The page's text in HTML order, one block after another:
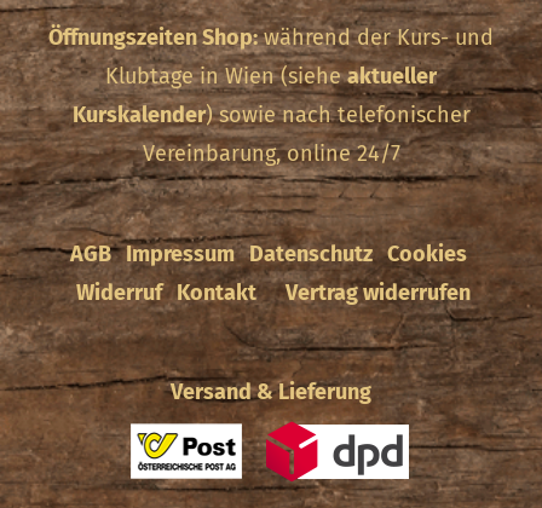
Öffnungszeiten Shop:während der Kurs- und
Klubtage in Wien (sieheaktueller
Kurskalender) sowie nach telefonischer
Vereinbarung, online 24/7
AGB Impressum Datenschutz Cookies
Widerruf Kontakt Vertrag widerrufen
Versand & Lieferung